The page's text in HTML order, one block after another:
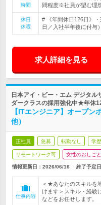
時間
間程度※社員が望む理
休日
休暇
# 《年間休日126日》
日／入社半年後に付与
求人詳細を見る
日本アイ・ビー・エム デジタ
ダークラスの採用強化中★年休
【ITエンジニア】オープ
他）
正社員 急募 転勤なし 学
リモートワーク可 女性のおしご
情報更新日：2026/06/16 終了予定日
仕事内容
＜★あなたのスキルを
けます＞スキル・経験
などをお任せします。